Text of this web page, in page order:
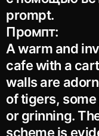
prompt.
Промпт:
A warm and
cafe with a
walls are
of tigers,
or grinning.
scheme is